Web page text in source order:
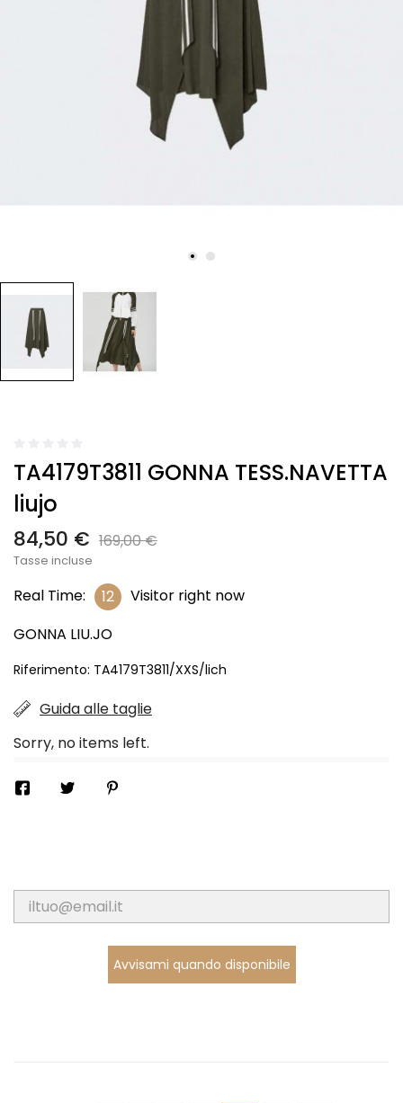
TA4179T3811 GONNA TESS.NAVETTA
liujo
84,50 € 169,00 €
Tasse incluse
Real Time: 12
Visitor right now
GONNA LIU.JO
Riferimento: TA4179T3811/XXS/lich
Guida alle taglie
Sorry, no items left.
Avvisami quando disponibile